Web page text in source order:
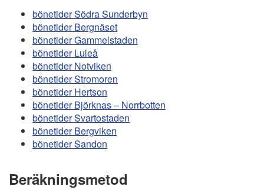
bönetider Södra Sunderbyn
bönetider Bergnäset
bönetider Gammelstaden
bönetider Luleå
bönetider Notviken
bönetider Stromoren
bönetider Hertson
bönetider Björknas – Norrbotten
bönetider Svartostaden
bönetider Bergviken
bönetider Sandon
Beräkningsmetod